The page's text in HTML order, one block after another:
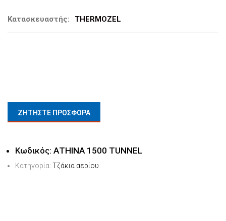
Κατασκευαστής: THERMOZEL
ΖΗΤΗΣΤΕ ΠΡΟΣΦΟΡΑ
Κωδικός: ΑΤΗΙΝΑ 1500 TUNNEL
Κατηγορία: Τζάκια αερίου